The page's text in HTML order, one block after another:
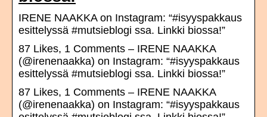
IRENE NAAKKA on Instagram: “#isyyspakkaus
esittelyssä #mutsieblogi ssa. Linkki biossa!”
87 Likes, 1 Comments – IRENE NAAKKA
(@irenenaakka) on Instagram: “#isyyspakkaus
esittelyssä #mutsieblogi ssa. Linkki biossa!”
87 Likes, 1 Comments – IRENE NAAKKA
(@irenenaakka) on Instagram: “#isyyspakkaus